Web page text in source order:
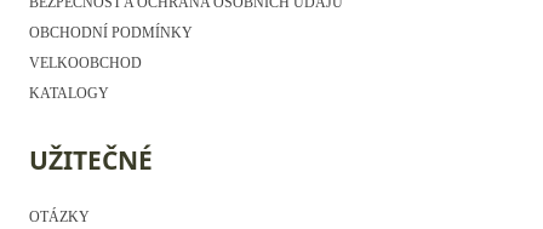
OBCHODNÍ PODMÍNKY
VELKOOBCHOD
KATALOGY
UŽITEČNÉ
OTÁZKY